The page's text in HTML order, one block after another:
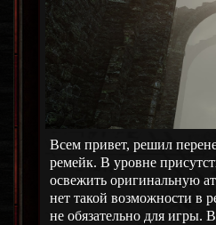
Всем привет, решил
ремейк. В уровне
освежить оригинальную
нет такой возможности в
не обязательно для игры.